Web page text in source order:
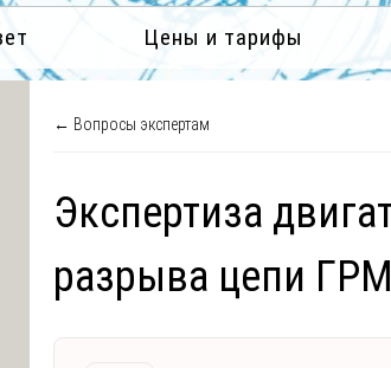
Цены и тарифы
← Вопросы экспертам
Экспертиза
разрыва цепи ГРМ